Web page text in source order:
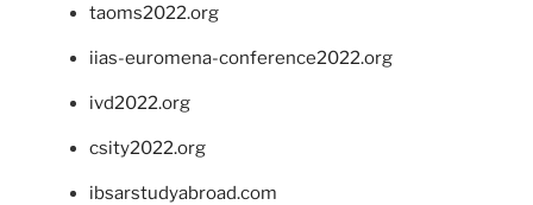
taoms2022.org
iias-euromena-conference2022.org
ivd2022.org
csity2022.org
ibsarstudyabroad.com